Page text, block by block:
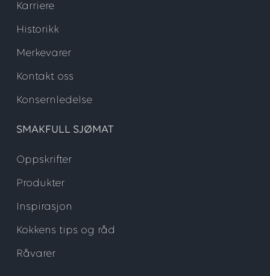
Karriere
Historikk
Merkevarer
Kontakt oss
Konsernledelse
SMAKFULL SJØMAT
Oppskrifter
Produkter
Inspirasjon
Kokkens tips og råd
Råvarer